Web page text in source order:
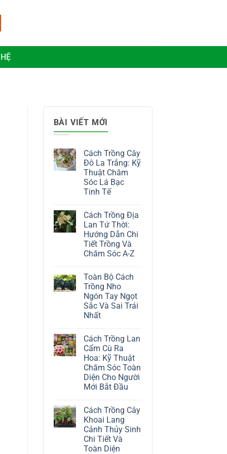
BÀI VIẾT MỚI
Cách Trồng Cây
Đô La Trắng: Kỹ
Thuật Chăm
Sóc Lá Bạc
Tinh Tế
bình
luận
ở
Cách
Trồng
Cây
Đô
Kỹ
Thuật
Chăm
Sóc
Lá
Bạc
Tinh
Cách Trồng Địa
Lan Tứ Thời:
Hướng Dẫn Chi
Tiết Trồng Và
Chăm Sóc A-Z
bình
luận
Cách
Trồng
Địa
Lan
Hướng
Dẫn
Chi
Tiết
Trồng
Và
Chăm
Sóc
A-
Toàn Bộ Cách
Trồng Nho
Ngón Tay Ngọt
Sắc Và Sai Trái
Nhất
bình
luận
ở
Toàn
Bộ
Cách
Trồng
Nho
Ngón
Sắc
Và
Sai
Trái
Nhất
Cách Trồng Lan
Cẩm Cù Ra
Hoa: Kỹ Thuật
Chăm Sóc Toàn
Diện Cho Người
Mới Bắt Đầu
bình
luận
ở
Cách
Trồng
Lan
Cẩm
Cách Trồng Cây
Khoai Lang
Cảnh Thủy Sinh
Chi Tiết Và
Toàn Diện